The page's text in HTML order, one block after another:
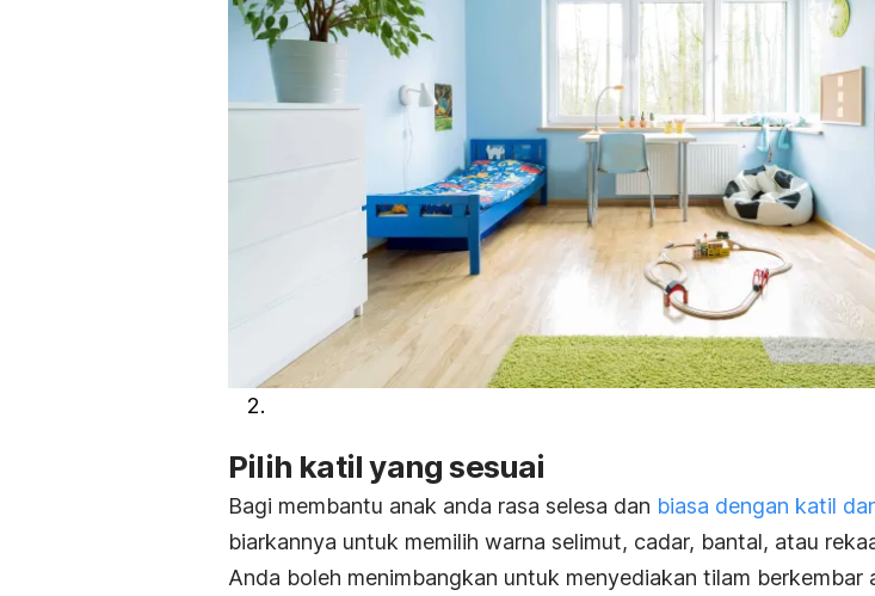
Pilih katil yang sesuai
Bagi membantu anak anda rasa selesa dan biasa dengan katil
biarkannya untuk memilih warna selimut, cadar, bantal, atau
Anda boleh menimbangkan untuk menyediakan tilam berkembar